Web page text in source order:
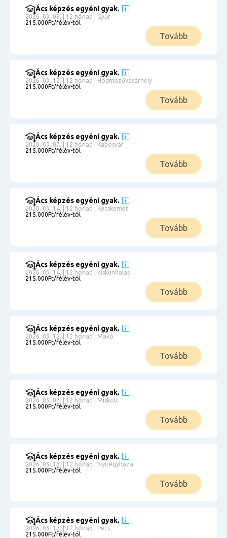
Ács képzés egyéni gyak.
2026. 03. 08. | 12 hónap | Győr
215.000Ft/félév-tól
Tovább
Ács képzés egyéni gyak.
2026. 03. 12. | 12 hónap | Hódmezővásárhely
215.000Ft/félév-tól
Tovább
Ács képzés egyéni gyak.
2026. 03. 07. | 12 hónap | Kaposvár
215.000Ft/félév-tól
Tovább
Ács képzés egyéni gyak.
2026. 03. 14. | 12 hónap | Kecskemét
215.000Ft/félév-tól
Tovább
Ács képzés egyéni gyak.
2026. 03. 14. | 12 hónap | Kiskunhalas
215.000Ft/félév-tól
Tovább
Ács képzés egyéni gyak.
2026. 03. 12. | 12 hónap | Makó
215.000Ft/félév-tól
Tovább
Ács képzés egyéni gyak.
2026. 03. 07. | 12 hónap | Miskolc
215.000Ft/félév-tól
Tovább
Ács képzés egyéni gyak.
2026. 03. 16. | 12 hónap | Nyíregyháza
215.000Ft/félév-tól
Tovább
Ács képzés egyéni gyak.
2026. 03. 17. | 12 hónap | Pécs
215.000Ft/félév-tól